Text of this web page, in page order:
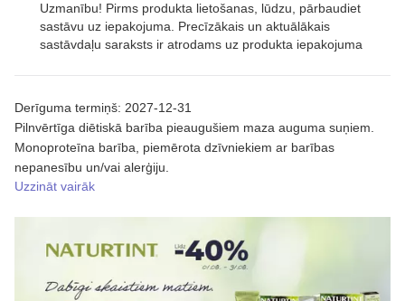
Derīguma termiņš: 2027-12-31
Pilnvērtīga diētiskā barība pieaugušiem maza auguma suņiem.
Monoproteīna barība, piemērota dzīvniekiem ar barības
nepanesību un/vai alerģiju.
Uzzināt vairāk
Uzmanību! Pirms produkta lietošanas, lūdzu, pārbaudiet
sastāvu uz iepakojuma. Precīzākais un aktuālākais
sastāvdaļu saraksts ir atrodams uz produkta iepakojuma